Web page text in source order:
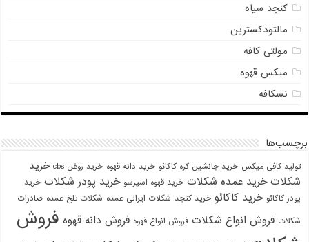
کنجد سیاه
مالتودکسترین
مولتی کافه
میکس قهوه
نسکافه
برچسب‌ها
تولید کافی میکس خرید جانشین کره کاکائو خرید دانه قهوه خرید روغن cbs
خرید
شکلات خرید عمده شکلات خرید قهوه اسپرسو خرید پودر شکلات خرید
پودر کاکائو خرید کاکائو خرید کنجد شکلات ایرانی عمده شکلات تلخ عمده صادرات
شکلات فروش انواع شکلات فروش انواع قهوه فروش دانه قهوه فروش